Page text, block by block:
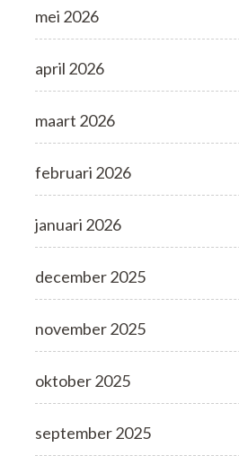
mei 2026
april 2026
maart 2026
februari 2026
januari 2026
december 2025
november 2025
oktober 2025
september 2025